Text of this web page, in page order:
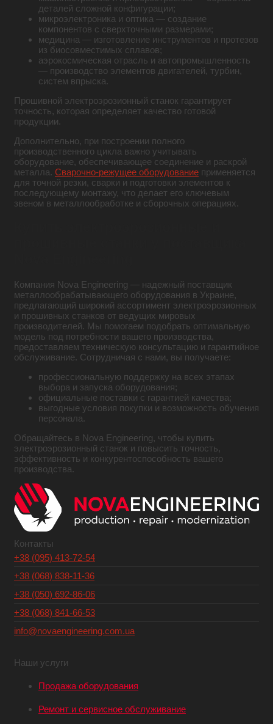
деталей сложной конфигурации;
микроэлектроника и оптика — создание
компонентов с сверхточными размерами;
медицина — изготовление инструментов и протезов
из биосовместимых сплавов;
аэрокосмическая отрасль и автопромышленность
— производство элементов двигателей, турбин,
систем впрыска.
Прошивной электроэрозионный станок гарантирует
точность, которая определяет качество готовой
продукции.
Дополнительно, при построении полного
производственного цикла важно учитывать
оборудование, обеспечивающее соединение и раскрой
металла. Сварочно-режущее оборудование применяется
для точной резки, сварки и подготовки элементов к
последующему монтажу, что делает его ключевым
звеном в металлообработке и сборочных операциях.
Компания Nova Engineering — надежный поставщик
металлообрабатывающего оборудования в Украине,
предлагающий широкий ассортимент электроэрозионных
и прошивных станков от ведущих мировых
производителей. Мы помогаем подобрать оптимальную
модель под потребности вашего производства,
предоставляем техническую консультацию и гарантийное
обслуживание. Сотрудничая с нами, вы получаете:
профессиональную поддержку на всех этапах
выбора и запуска оборудования;
официальные поставки с гарантией качества;
выгодные условия покупки и возможность обучения
персонала.
Обращайтесь в Nova Engineering, чтобы купить
электроэрозионный станок и повысить точность,
эффективность и конкурентоспособность вашего
производства.
Контакты
+38 (095) 413-72-54
+38 (068) 838-11-36
+38 (050) 692-86-06
+38 (068) 841-66-53
info@novaengineering.com.ua
Наши услуги
Продажа оборудования
Ремонт и сервисное обслуживание